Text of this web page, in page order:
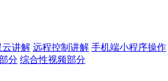
云讲解 远程控制讲解 手机端小程序操作
分 综合性视频部分